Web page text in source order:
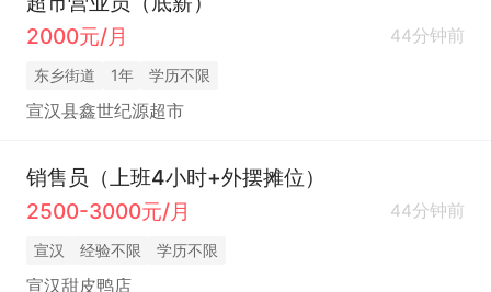
2000元/月
44分钟前
东乡街道 1年 学历不限
宣汉县鑫世纪源超市
销售员（上班4小时+外摆摊位）
2500-3000元/月
44分钟前
宣汉 经验不限 学历不限
宣汉甜皮鸭店